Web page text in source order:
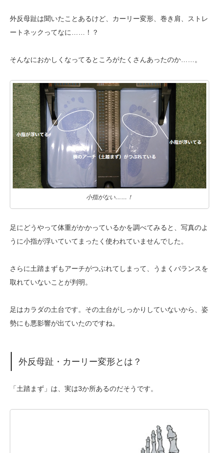
外反母趾は聞いたことあるけど、カーリー変形、巻き肩、ストレ
ートネックってなに……！？
そんなにおかしくなってるところがたくさんあったのか……。
小指がない……！
足にどうやって体重がかかっているかを調べてみると、写真のよ
うに小指が浮いていてまったく使われていませんでした。
さらに土踏まずもアーチがつぶれてしまって、うまくバランスを
取れていないことが判明。
足はカラダの土台です。その土台がしっかりしていないから、姿
勢にも悪影響が出ていたのですね。
外反母趾・カーリー変形とは？
「土踏まず」は、実は3か所あるのだそうです。